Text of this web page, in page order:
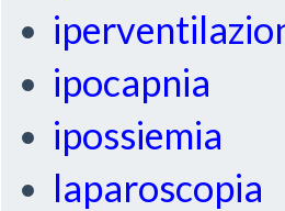
ipocapnia
ipossiemia
laparoscopia